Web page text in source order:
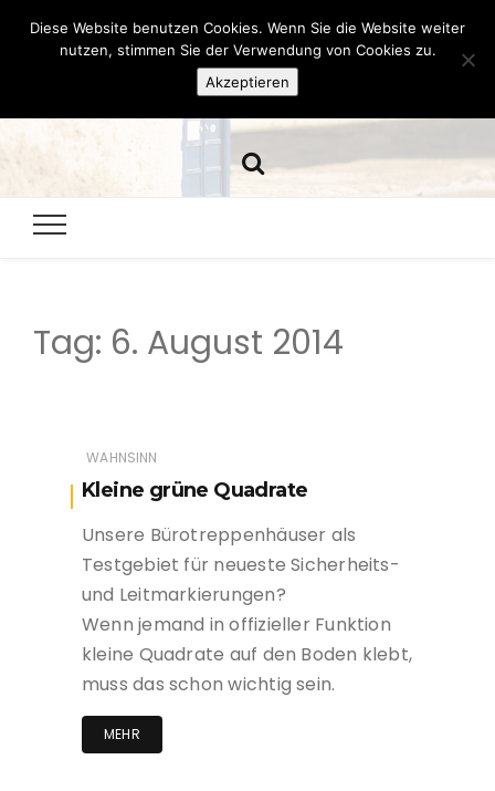
Hazamelistan
Tag: 6. August 2014
WAHNSINN
Kleine grüne Quadrate
Unsere Bürotreppenhäuser als
Testgebiet für neueste Sicherheits-
und Leitmarkierungen?
Wenn jemand in offizieller Funktion
kleine Quadrate auf den Boden klebt,
muss das schon wichtig sein.
MEHR
Diese Website benutzen Cookies. Wenn Sie die Website weiter
nutzen, stimmen Sie der Verwendung von Cookies zu.
Akzeptieren